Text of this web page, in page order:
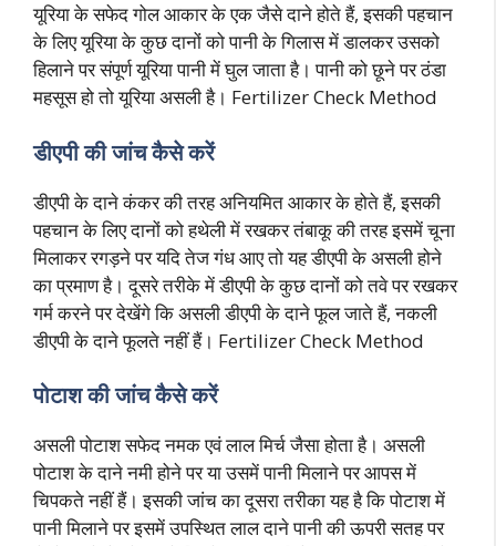
यूरिया के सफेद गोल आकार के एक जैसे दाने होते हैं, इसकी पहचान
के लिए यूरिया के कुछ दानों को पानी के गिलास में डालकर उसको
हिलाने पर संपूर्ण यूरिया पानी में घुल जाता है। पानी को छूने पर ठंडा
महसूस हो तो यूरिया असली है। Fertilizer Check Method
डीएपी की जांच कैसे करें
डीएपी के दाने कंकर की तरह अनियमित आकार के होते हैं, इसकी
पहचान के लिए दानों को हथेली में रखकर तंबाकू की तरह इसमें चूना
मिलाकर रगड़ने पर यदि तेज गंध आए तो यह डीएपी के असली होने
का प्रमाण है। दूसरे तरीके में डीएपी के कुछ दानों को तवे पर रखकर
गर्म करने पर देखेंगे कि असली डीएपी के दाने फूल जाते हैं, नकली
डीएपी के दाने फूलते नहीं हैं। Fertilizer Check Method
पोटाश की जांच कैसे करें
असली पोटाश सफेद नमक एवं लाल मिर्च जैसा होता है। असली
पोटाश के दाने नमी होने पर या उसमें पानी मिलाने पर आपस में
चिपकते नहीं हैं। इसकी जांच का दूसरा तरीका यह है कि पोटाश में
पानी मिलाने पर इसमें उपस्थित लाल दाने पानी की ऊपरी सतह पर